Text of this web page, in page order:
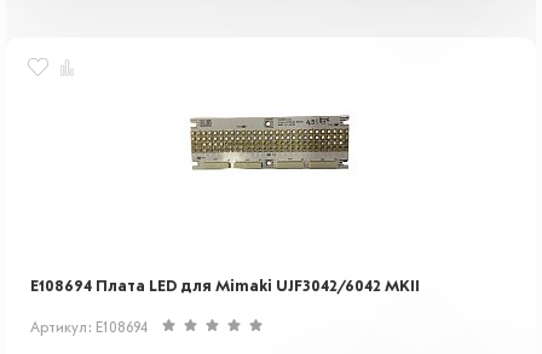
E108694 Плата LED для Mimaki UJF3042/6042 MKII
Артикул: E108694